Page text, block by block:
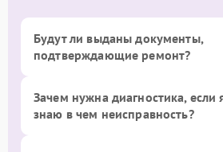
Будут ли выданы документы,
подтверждающие ремонт?
Зачем нужна диагностика, если
знаю в чем неисправность?